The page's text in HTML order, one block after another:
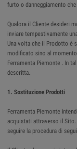
furto o danneggiamento
Qualora il Cliente desideri
inviare tempestivamente
Una volta che il Prodotto è
modificato sino al
Ferramenta Piemonte . In
descritta.
1. Sostituzione Prodotti
Ferramenta Piemonte
acquistati attraverso il
seguire la procedura di